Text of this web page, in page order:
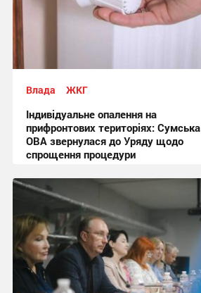
Влада ЖКГ
Індивідуальне опалення на
прифронтових територіях: Сумська
ОВА звернулася до Уряду щодо
спрощення процедури
09:03, 4.08.2026